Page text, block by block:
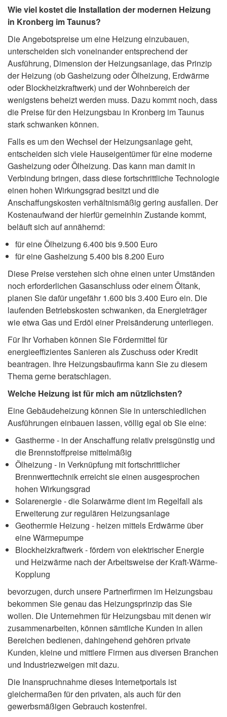
Wie viel kostet die Installation der modernen Heizung
in Kronberg im Taunus?
Die Angebotspreise um eine Heizung einzubauen,
unterscheiden sich voneinander entsprechend der
Ausführung, Dimension der Heizungsanlage, das Prinzip
der Heizung (ob Gasheizung oder Ölheizung, Erdwärme
oder Blockheizkraftwerk) und der Wohnbereich der
wenigstens beheizt werden muss. Dazu kommt noch, dass
die Preise für den Heizungsbau in Kronberg im Taunus
stark schwanken können.
Falls es um den Wechsel der Heizungsanlage geht,
entscheiden sich viele Hauseigentümer für eine moderne
Gasheizung oder Ölheizung. Das kann man damit in
Verbindung bringen, dass diese fortschrittliche Technologie
einen hohen Wirkungsgrad besitzt und die
Anschaffungskosten verhältnismäßig gering ausfallen. Der
Kostenaufwand der hierfür gemeinhin Zustande kommt,
beläuft sich auf annähernd:
für eine Ölheizung 6.400 bis 9.500 Euro
für eine Gasheizung 5.400 bis 8.200 Euro
Diese Preise verstehen sich ohne einen unter Umständen
noch erforderlichen Gasanschluss oder einem Öltank,
planen Sie dafür ungefähr 1.600 bis 3.400 Euro ein. Die
laufenden Betriebskosten schwanken, da Energieträger
wie etwa Gas und Erdöl einer Preisänderung unterliegen.
Für Ihr Vorhaben können Sie Fördermittel für
energieeffizientes Sanieren als Zuschuss oder Kredit
beantragen. Ihre Heizungsbaufirma kann Sie zu diesem
Thema gerne beratschlagen.
Welche Heizung ist für mich am nützlichsten?
Eine Gebäudeheizung können Sie in unterschiedlichen
Ausführungen einbauen lassen, völlig egal ob Sie eine:
Gastherme - in der Anschaffung relativ preisgünstig und
die Brennstoffpreise mittelmäßig
Ölheizung - in Verknüpfung mit fortschrittlicher
Brennwerttechnik erreicht sie einen ausgesprochen
hohen Wirkungsgrad
Solarenergie - die Solarwärme dient im Regelfall als
Erweiterung zur regulären Heizungsanlage
Geothermie Heizung - heizen mittels Erdwärme über
eine Wärmepumpe
Blockheizkraftwerk - fördern von elektrischer Energie
und Heizwärme nach der Arbeitsweise der Kraft-Wärme-
Kopplung
bevorzugen, durch unsere Partnerfirmen im Heizungsbau
bekommen Sie genau das Heizungsprinzip das Sie
wollen. Die Unternehmen für Heizungsbau mit denen wir
zusammenarbeiten, können sämtliche Kunden in allen
Bereichen bedienen, dahingehend gehören private
Kunden, kleine und mittlere Firmen aus diversen Branchen
und Industriezweigen mit dazu.
Die Inanspruchnahme dieses Internetportals ist
gleichermaßen für den privaten, als auch für den
gewerbsmäßigen Gebrauch kostenfrei.